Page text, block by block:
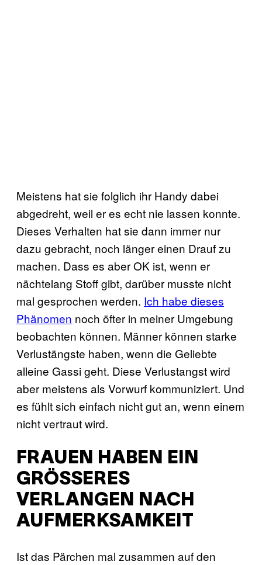
Meistens hat sie folglich ihr Handy dabei
abgedreht, weil er es echt nie lassen konnte.
Dieses Verhalten hat sie dann immer nur
dazu gebracht, noch länger einen Drauf zu
machen. Dass es aber OK ist, wenn er
nächtelang Stoff gibt, darüber musste nicht
mal gesprochen werden. Ich habe dieses
Phänomen noch öfter in meiner Umgebung
beobachten können. Männer können starke
Verlustängste haben, wenn die Geliebte
alleine Gassi geht. Diese Verlustangst wird
aber meistens als Vorwurf kommuniziert. Und
es fühlt sich einfach nicht gut an, wenn einem
nicht vertraut wird.
FRAUEN HABEN EIN
GRÖSSERES V
ERLANGEN NACH A
UFMERKSAMKEIT
Ist das Pärchen mal zusammen auf den